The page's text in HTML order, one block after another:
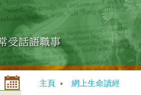
主頁 網上生命讀經